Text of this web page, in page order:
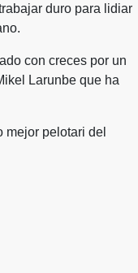
duro para lidiar
con creces por un
Larunbe que ha
mejor pelotari del